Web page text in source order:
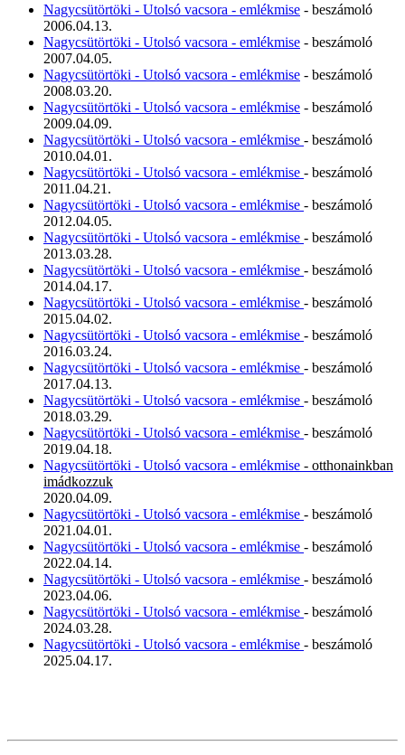
Nagycsütörtöki - Utolsó vacsora - emlékmise - beszámoló
2006.04.13.
Nagycsütörtöki - Utolsó vacsora - emlékmise - beszámoló
2007.04.05.
Nagycsütörtöki - Utolsó vacsora - emlékmise - beszámoló
2008.03.20.
Nagycsütörtöki - Utolsó vacsora - emlékmise - beszámoló
2009.04.09.
Nagycsütörtöki - Utolsó vacsora - emlékmise - beszámoló
2010.04.01.
Nagycsütörtöki - Utolsó vacsora - emlékmise - beszámoló
2011.04.21.
Nagycsütörtöki - Utolsó vacsora - emlékmise - beszámoló
2012.04.05.
Nagycsütörtöki - Utolsó vacsora - emlékmise - beszámoló
2013.03.28.
Nagycsütörtöki - Utolsó vacsora - emlékmise - beszámoló
2014.04.17.
Nagycsütörtöki - Utolsó vacsora - emlékmise - beszámoló
2015.04.02.
Nagycsütörtöki - Utolsó vacsora - emlékmise - beszámoló
2016.03.24.
Nagycsütörtöki - Utolsó vacsora - emlékmise - beszámoló
2017.04.13.
Nagycsütörtöki - Utolsó vacsora - emlékmise - beszámoló
2018.03.29.
Nagycsütörtöki - Utolsó vacsora - emlékmise - beszámoló
2019.04.18.
Nagycsütörtöki - Utolsó vacsora - emlékmise - otthonainkban
imádkozzuk
2020.04.09.
Nagycsütörtöki - Utolsó vacsora - emlékmise - beszámoló
2021.04.01.
Nagycsütörtöki - Utolsó vacsora - emlékmise - beszámoló
2022.04.14.
Nagycsütörtöki - Utolsó vacsora - emlékmise - beszámoló
2023.04.06.
Nagycsütörtöki - Utolsó vacsora - emlékmise - beszámoló
2024.03.28.
Nagycsütörtöki - Utolsó vacsora - emlékmise - beszámoló
2025.04.17.